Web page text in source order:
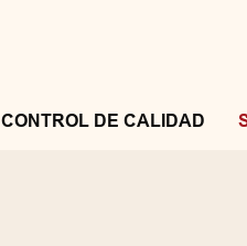
CONTROL DE CALIDAD